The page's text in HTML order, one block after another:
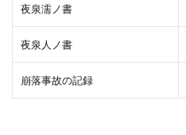
夜泉濡ノ書
夜泉人ノ書
崩落事故の記録